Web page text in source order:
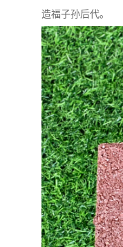
造福子孙后代。